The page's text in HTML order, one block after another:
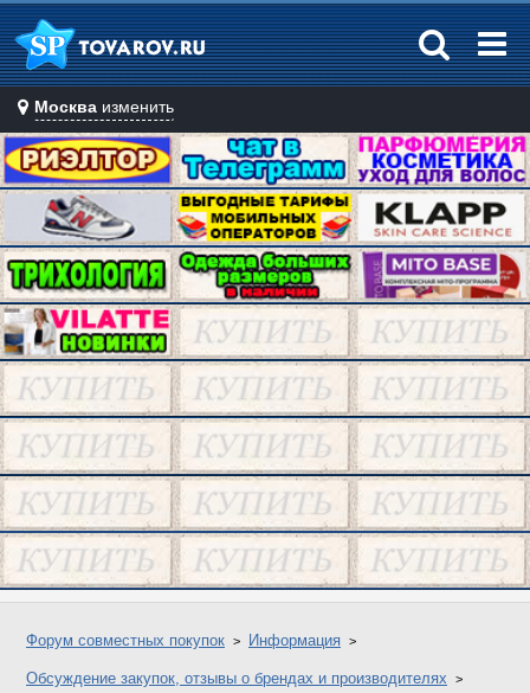
Москва изменить
Форум совместных покупок Информация
Обсуждение закупок, отзывы о брендах и производителях